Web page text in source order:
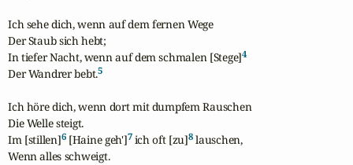
Ich sehe dich, wenn auf dem fernen Wege
Der Staub sich hebt;
In tiefer Nacht, wenn auf dem schmalen [Stege]4
Der Wandrer bebt.5
Ich höre dich, wenn dort mit dumpfem Rauschen
Die Welle steigt.
Im [stillen]6 [Haine geh']7 ich oft [zu]8 lauschen,
Wenn alles schweigt.